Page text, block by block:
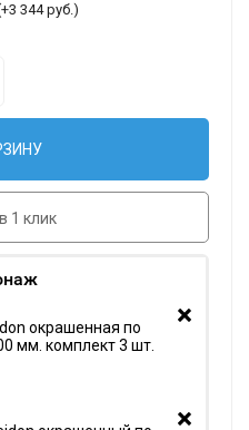
3 344 руб.)
1 клик
окрашенная по
мм. комплект 3 шт.